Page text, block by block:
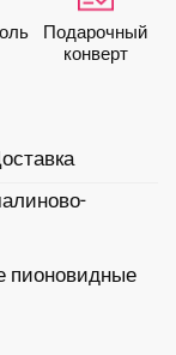
Подарочный
конверт
пионовидные